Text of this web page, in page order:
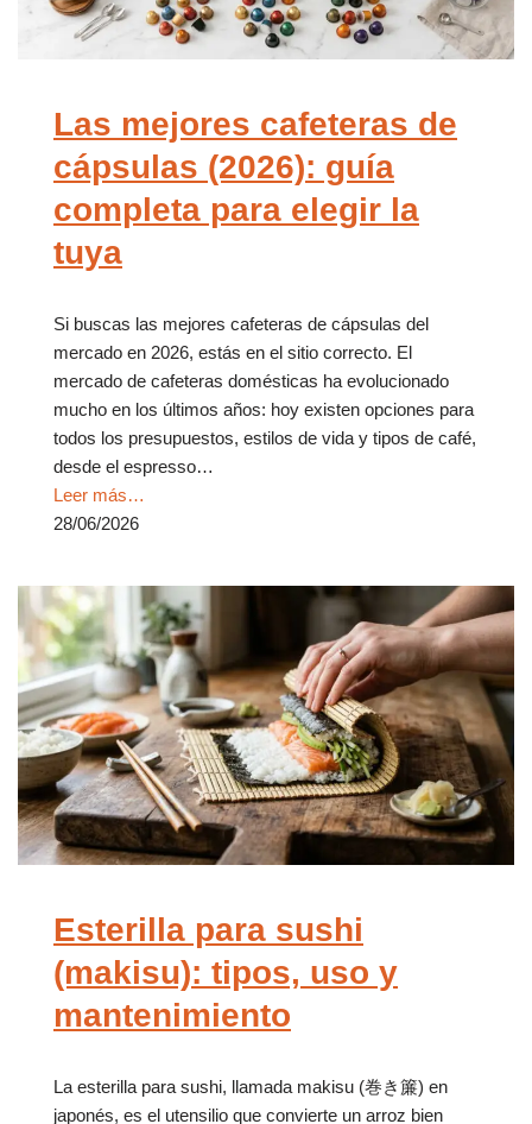
Las mejores cafeteras de
cápsulas (2026): guía
completa para elegir la
tuya
Si buscas las mejores cafeteras de cápsulas del
mercado en 2026, estás en el sitio correcto. El
mercado de cafeteras domésticas ha evolucionado
mucho en los últimos años: hoy existen opciones para
todos los presupuestos, estilos de vida y tipos de café,
desde el espresso…
Leer más…
28/06/2026
Esterilla para sushi
(makisu): tipos, uso y
mantenimiento
La esterilla para sushi, llamada makisu (巻き簾) en
japonés, es el utensilio que convierte un arroz bien